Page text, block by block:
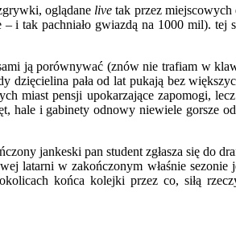
oglądane live tak przez
i tak pachniało gwiazdą na 1000 mil). tej
ją porównywać (znów nie trafiam w
pała od lat pukają bez
miast pensji upokarzające zapomogi,
hale i gabinety odnowy niewiele gorsze
jankeski pan student zgłasza się do
latarni w zakończonym właśnie sezonie
końca kolejki przez co, siłą